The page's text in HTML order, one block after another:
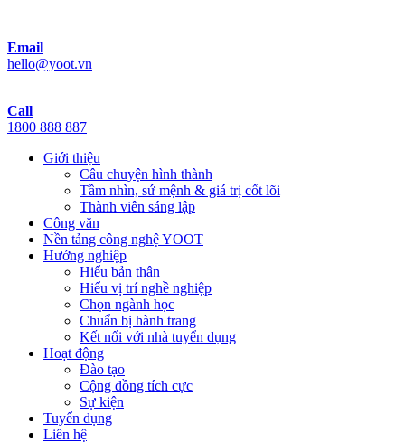
Email
hello@yoot.vn
Call
1800 888 887
Giới thiệu
Câu chuyện hình thành
Tầm nhìn, sứ mệnh & giá trị cốt lõi
Thành viên sáng lập
Công văn
Nền tảng công nghệ YOOT
Hướng nghiệp
Hiểu bản thân
Hiểu vị trí nghề nghiệp
Chọn ngành học
Chuẩn bị hành trang
Kết nối với nhà tuyển dụng
Hoạt động
Đào tạo
Cộng đồng tích cực
Sự kiện
Tuyển dụng
Liên hệ